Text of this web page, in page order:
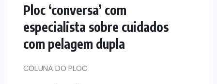
Ploc ‘conversa’ com
especialista sobre cuidados
com pelagem dupla
COLUNA DO PLOC